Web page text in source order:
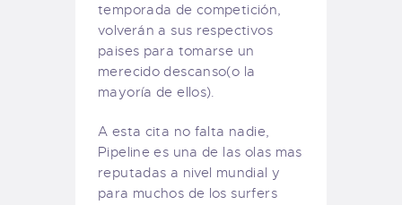
temporada de competición,
volverán a sus respectivos
paises para tomarse un
merecido descanso(o la
mayoría de ellos).
A esta cita no falta nadie,
Pipeline es una de las olas mas
reputadas a nivel mundial y
para muchos de los surfers